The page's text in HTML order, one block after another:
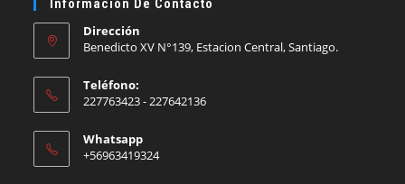
Información De Contacto
Dirección
Benedicto XV N°139, Estacion Central, Santiago.
Teléfono:
227763423 - 227642136
Whatsapp
+56963419324